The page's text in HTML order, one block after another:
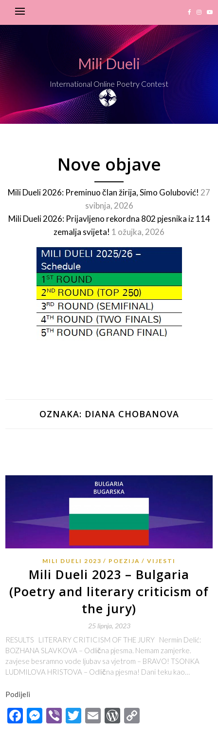
Mili Dueli
International Online Poetry Contest
Nove objave
Mili Dueli 2026: Preminuo član žirija, Simo Golubović! 27
svibnja, 2026
Mili Dueli 2026: Prijavljeno rekordna 802 pjesnika iz 114
zemalja svijeta! 1 ožujka, 2026
OZNAKA: DIANA CHOBANOVA
MILI DUELI 2023 POEZIJA VIJESTI
Mili Dueli 2023 – Bulgaria
(Poetry and literary criticism of
the jury)
25 lipnja, 2023
RESULTS LITERARY CRITICISM OF THE JURY Nermin Delić:
BOZHANA SLAVKOVA – Odlična pjesma. Nemam zamjerke.
zavjese besramno vode ljubav sa vjetrom – BRAVO! TSONKA
LUDMILOVA HRISTOVA – Odlična pjesma! Dani teku kao…
Podijeli
Facebook
Messenger
ViberTwitter
EmailWordPress